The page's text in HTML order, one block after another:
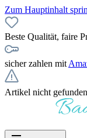
Zum Hauptinhalt
Beste Qualität, faire
sicher zahlen mit
Artikel nicht